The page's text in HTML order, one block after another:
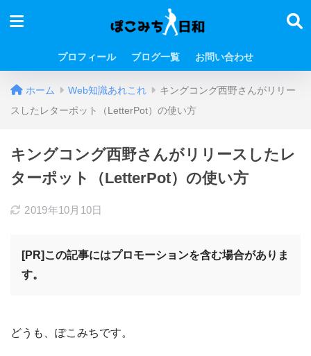
プロフィール ブログ一覧 お問い合わせ
ホーム Web知識あれこれ
キングコング西野さんがリリー
スしたレターポット（LetterPot）の使い方
キングコング西野さんがリリースしたレ
ターポット（LetterPot）の使い方
2019年10月10日
[PR]この記事にはプロモーションを含む場合がありま
す。
どうも、ぽこみちです。